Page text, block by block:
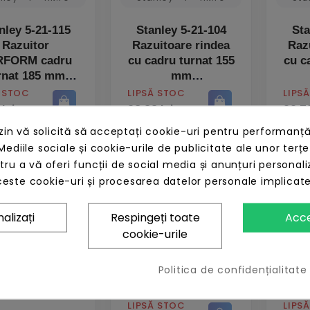
5-21-115
Razuitor
cadru
185 mm
lei
Stanley 5-21-104
Razuitoare rindea
cu cadru turnat 155
mm
PRET
LIPSĂ STOC
38,88 lei
cu
PRET
Raspel gips carton
190x55mm
PRET
LIPSĂ STOC PRET
vă solicită să acceptați cookie-uri pentru
sociale și cookie-urile de publicitate ale unor
a vă oferi funcții de social media și anunțuri
cookie-uri și procesarea datelor personale
Respingeți toate
cookie-urile
Politica de confidențialitate